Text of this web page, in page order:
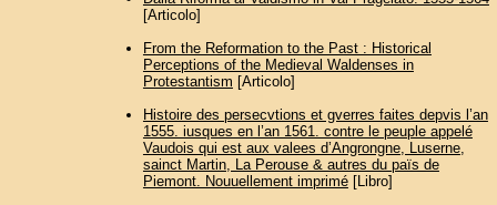
[Articolo]
From the Reformation to the Past : Historical
Perceptions of the Medieval Waldenses in
Protestantism [Articolo]
Histoire des persecvtions et gverres faites depvis l’an
1555. iusques en l’an 1561. contre le peuple appelé
Vaudois qui est aux valees d’Angrongne, Luserne,
sainct Martin, La Perouse & autres du païs de
Piemont. Nouuellement imprimé[Libro]